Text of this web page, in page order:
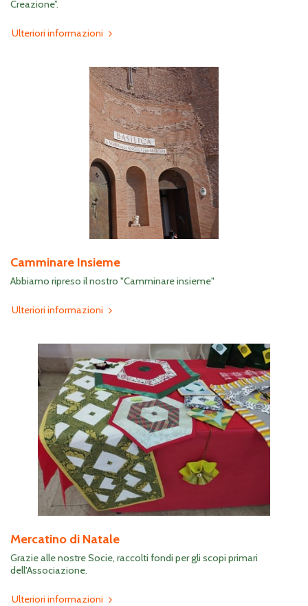
Creazione”.
Ulteriori informazioni
Camminare Insieme
Abbiamo ripreso il nostro "Camminare insieme"
Ulteriori informazioni
Mercatino di Natale
Grazie alle nostre Socie, raccolti fondi per gli scopi primari
dell'Associazione.
Ulteriori informazioni